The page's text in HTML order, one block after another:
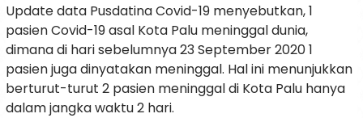
Update data Pusdatina Covid-19 menyebutkan, 1
pasien Covid-19 asal Kota Palu meninggal dunia,
dimana di hari sebelumnya 23 September 2020 1
pasien juga dinyatakan meninggal. Hal ini menunjukkan
berturut-turut 2 pasien meninggal di Kota Palu hanya
dalam jangka waktu 2 hari.